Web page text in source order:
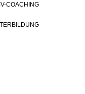
COACHING